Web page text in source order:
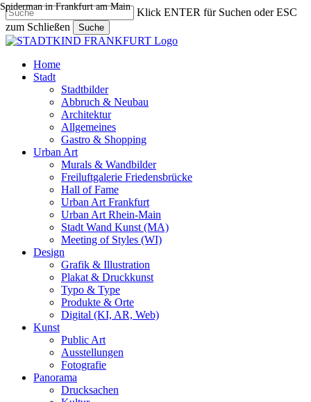
Skip
to
main
content
Klick ENTER für Suchen oder ESC
zum Schließen
Suche
Close
search
Menu
Home
Stadt
Stadtbilder
Abbruch & Neubau
Architektur
Allgemeines
Gastro & Shopping
Urban Art
Murals & Wandbilder
Freiluftgalerie Friedensbrücke
Hall of Fame
Urban Art Frankfurt
Urban Art Rhein-Main
Stadt Wand Kunst (MA)
Meeting of Styles (WI)
Design
Grafik & Illustration
Plakat & Druckkunst
Typo & Type
Produkte & Orte
Digital (KI, AR, Web)
Kunst
Public Art
Ausstellungen
Fotografie
Panorama
Drucksachen
Spiderman in Frankfurt am Main